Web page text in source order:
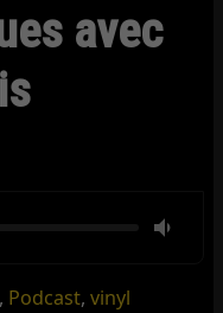
avec
, Podcast,vinyl